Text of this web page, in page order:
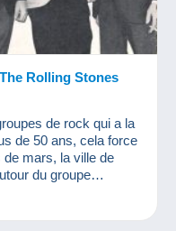
Rolling Stones
de rock qui a la
de 50 ans, cela force
mars, la ville de
du groupe
de musique
d’autres artistes